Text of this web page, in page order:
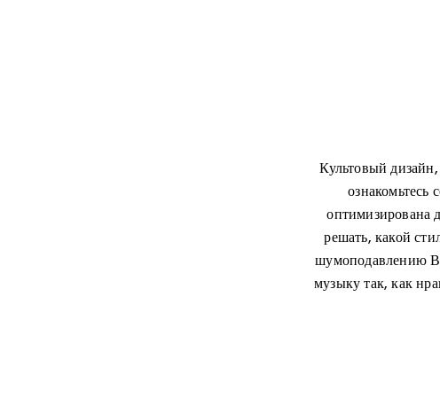
Культовый
оптимизирована
решать, какой
шумоподавлению
музыку так, как